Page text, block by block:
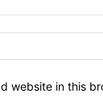
website in this